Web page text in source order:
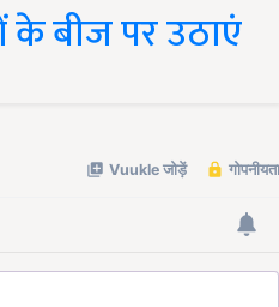
बीज पर उठाएं